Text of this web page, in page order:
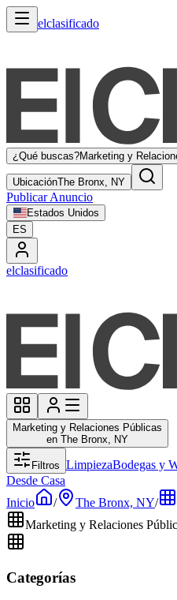
elclasificado
¿Qué buscas?Marketing y
UbicaciónThe Bronx, NY
Publicar Anuncio
Estados Unidos
ES
elclasificado
Marketing y Relaciones Públicas
en The Bronx, NY
Filtros LimpiezaBodegas y
Desde Casa
Inicio
/ The Bronx, NY/
Marketing y Relaciones
Categorías